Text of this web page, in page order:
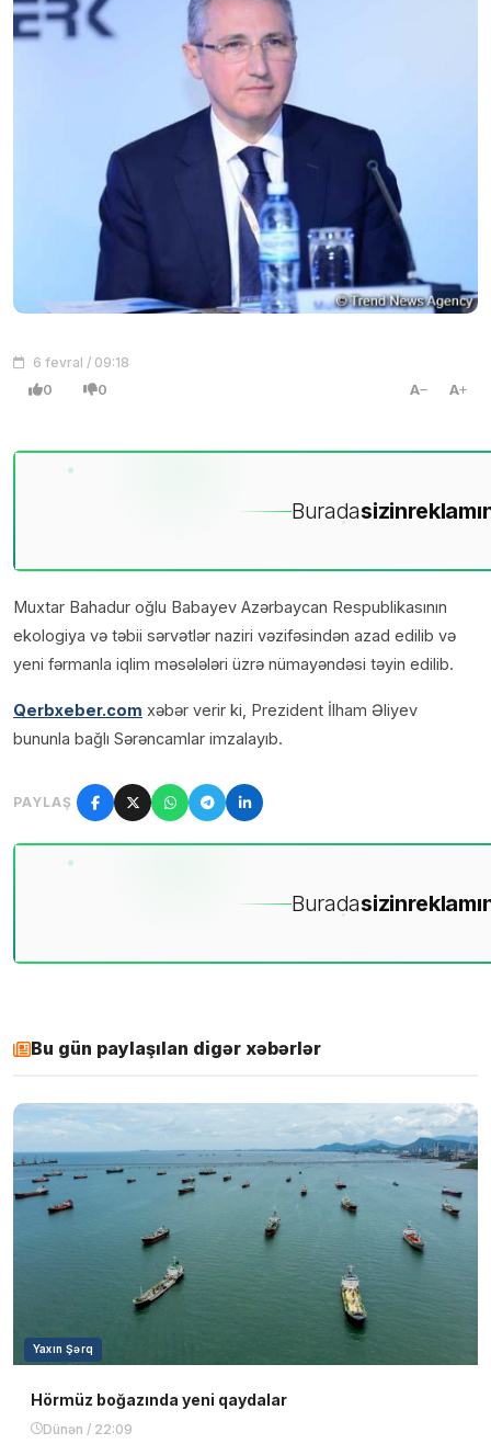
6 fevral / 09:18
0 0 A A
Buradasizin
Muxtar Bahadur oğlu Babayev Azərbaycan Respublikasının
ekologiya və təbii sərvətlər naziri vəzifəsindən azad edilib və
yeni fərmanla iqlim məsələləri üzrə nümayəndəsi təyin edilib.
Qerbxeber.com xəbər verir ki, Prezident İlham Əliyev
bununla bağlı Sərəncamlar imzalayıb.
PAYLAŞ
Buradasizin
Bu gün paylaşılan digər xəbərlər
Yaxın Şərq
Hörmüz boğazında yeni qaydalar
Dünən / 22:09